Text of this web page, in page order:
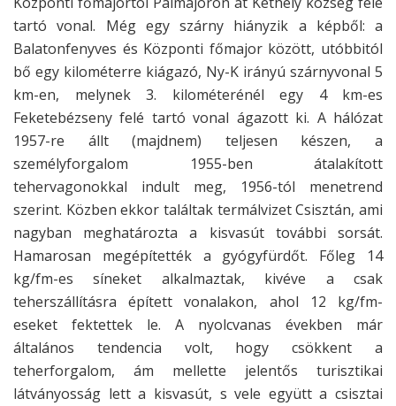
tartó vonal. Még egy szárny hiányzik a képből: a
Balatonfenyves és Központi főmajor között, utóbbitól
bő egy kilométerre kiágazó, Ny-K irányú szárnyvonal 5
km-en, melynek 3. kilométerénél egy 4 km-es
Feketebézseny felé tartó vonal ágazott ki. A hálózat
1957-re állt (majdnem) teljesen készen, a
személyforgalom 1955-ben átalakított
tehervagonokkal indult meg, 1956-tól menetrend
szerint. Közben ekkor találtak termálvizet Csisztán, ami
nagyban meghatározta a kisvasút további sorsát.
Hamarosan megépítették a gyógyfürdőt. Főleg 14
kg/fm-es síneket alkalmaztak, kivéve a csak
teherszállításra épített vonalakon, ahol 12 kg/fm-
eseket fektettek le. A nyolcvanas években már
általános tendencia volt, hogy csökkent a
teherforgalom, ám mellette jelentős turisztikai
látványosság lett a kisvasút, s vele együtt a csisztai